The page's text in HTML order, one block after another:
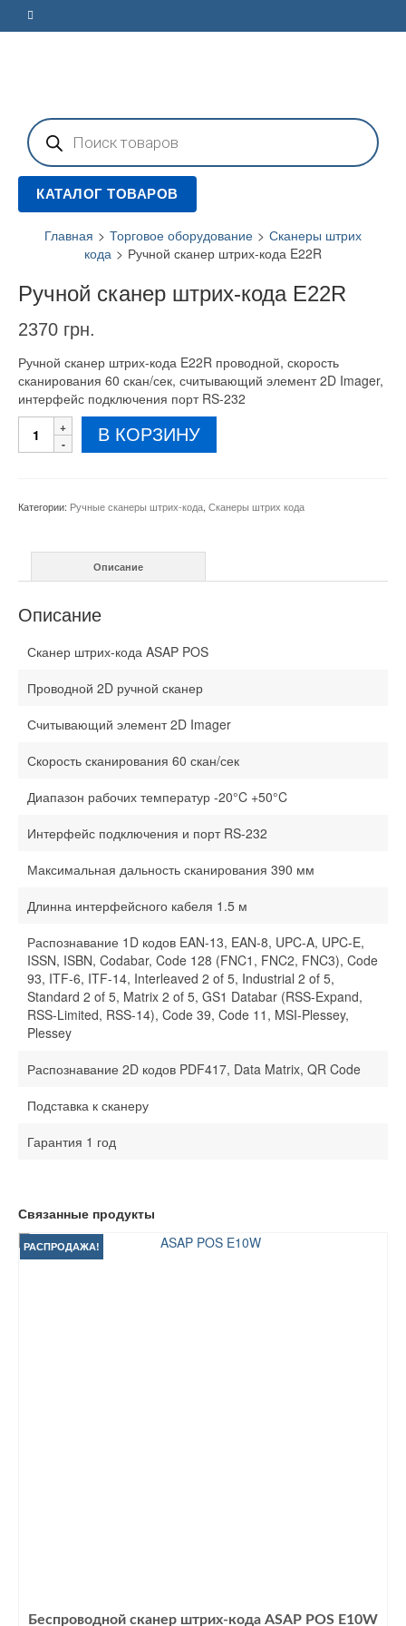
Поиск
товаров
КАТАЛОГ ТОВАРОВ
Главная > Торговое оборудование > Сканеры штрих
кода > Ручной сканер штрих-кода E22R
Ручной сканер штрих-кода E22R
2370 грн.
Ручной сканер штрих-кода E22R проводной, скорость
сканирования 60 скан/сек, считывающий элемент 2D Imager,
интерфейс подключения порт RS-232
Количество
товара
кода
В КОРЗИНУ
Категории: Ручные сканеры штрих-кода, Сканеры штрих кода
Описание
Описание
Сканер штрих-кода ASAP POS
Проводной 2D ручной сканер
Считывающий элемент 2D Imager
Скорость сканирования 60 скан/сек
Диапазон рабочих температур -20°C +50°C
Интерфейс подключения и порт RS-232
Максимальная дальность сканирования 390 мм
Длинна интерфейсного кабеля 1.5 м
Распознавание 1D кодов EAN-13, EAN-8, UPC-A, UPC-E,
ISSN, ISBN, Codabar, Code 128 (FNC1, FNC2, FNC3), Code
93, ITF-6, ITF-14, Interleaved 2 of 5, Industrial 2 of 5,
Standard 2 of 5, Matrix 2 of 5, GS1 Databar (RSS-Expand,
RSS-Limited, RSS-14), Code 39, Code 11, MSI-Plessey,
Plessey
Распознавание 2D кодов PDF417, Data Matrix, QR Code
Подставка к сканеру
Гарантия 1 год
Связанные продукты
РАСПРОДАЖА!
Беспроводной сканер штрих-кода ASAP POS E10W